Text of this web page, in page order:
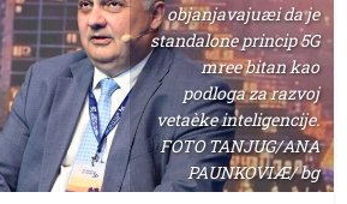
objanjavajuæi da je
standalone princip 5G
mree bitan kao
podloga za razvoj
vetaèke inteligencije.
FOTO TANJUG/ANA
PAUNKOVIÆ/ bg